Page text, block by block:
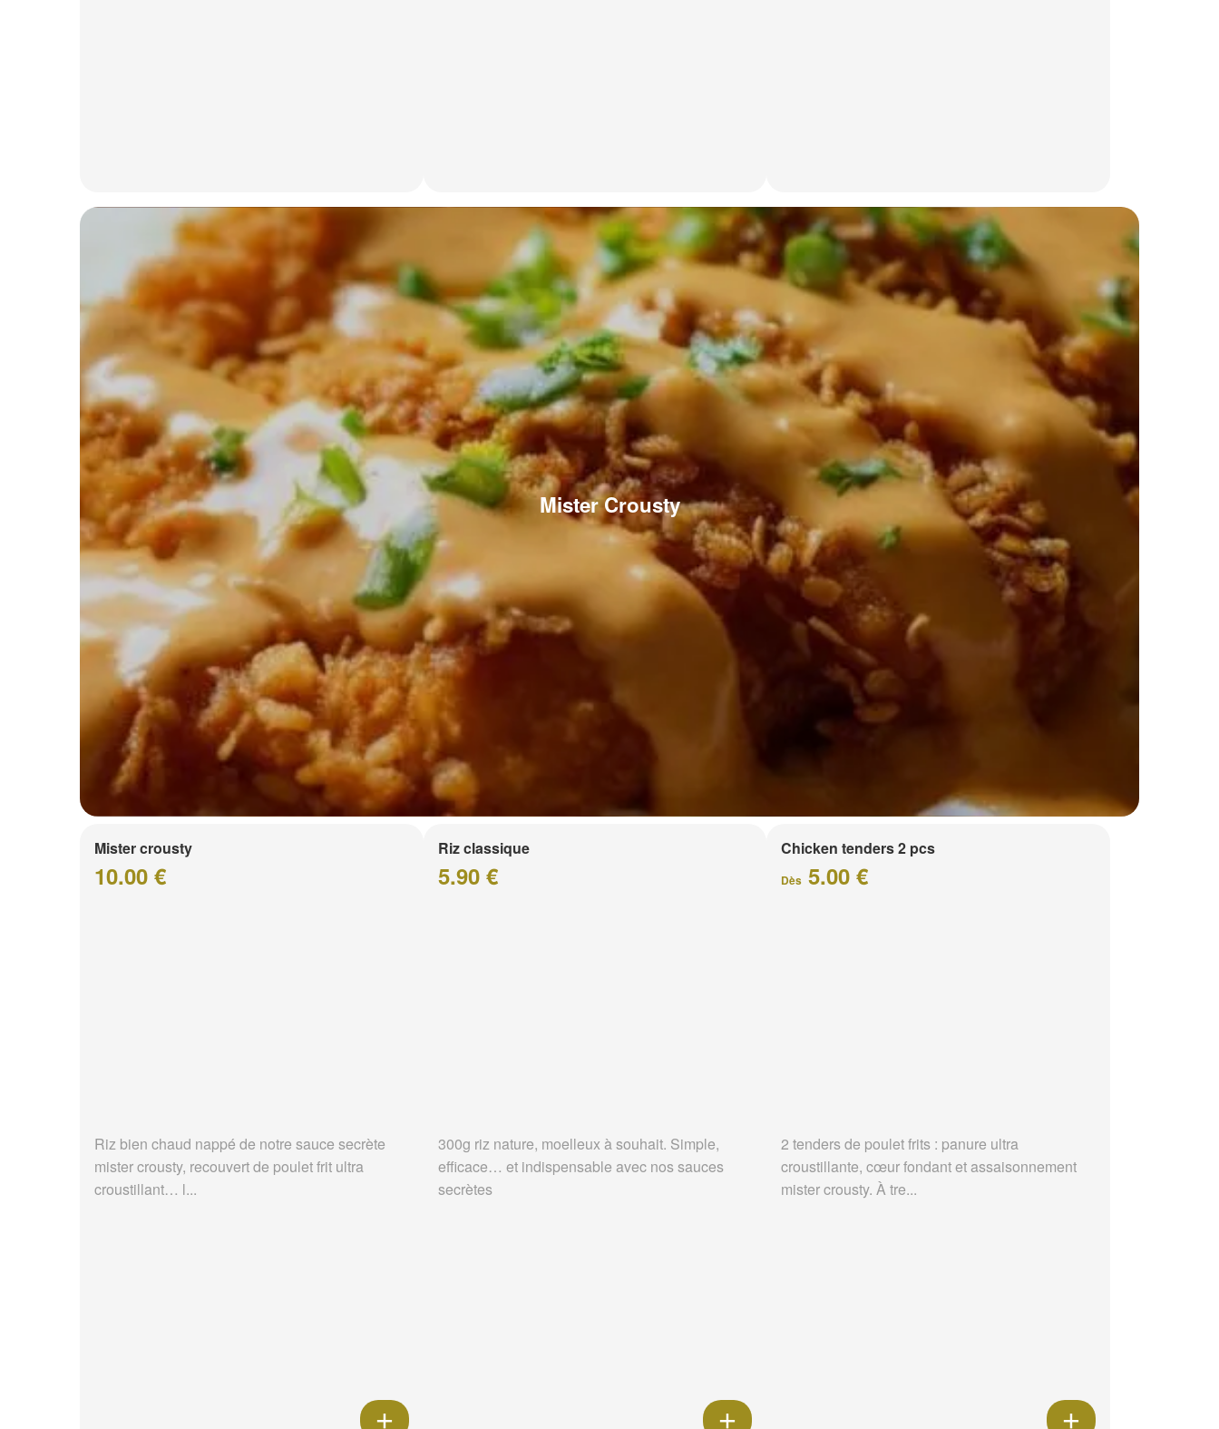
Mister Crousty
Mister crousty
10.00 €
Riz bien chaud nappé de notre sauce secrète
mister crousty, recouvert de poulet frit ultra
croustillant… l...
Riz classique
5.90 €
300g riz nature, moelleux à souhait. Simple,
efficace… et indispensable avec nos sauces
secrètes
Chicken tenders 2 pcs
Dès 5.00 €
2 tenders de poulet frits : panure ultra
croustillante, cœur fondant et assaisonnement
mister crousty. À tre...